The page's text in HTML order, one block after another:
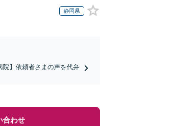
静岡県
院】依頼者さまの声を代弁
合わせ